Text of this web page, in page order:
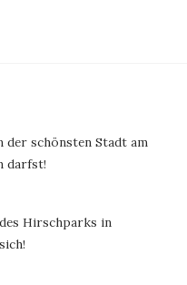
der schönsten Stadt am
darfst!
Hirschparks in